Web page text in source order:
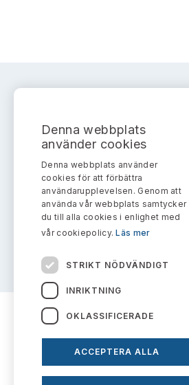
Address: Box
Denna webbplats
använder cookies
Denna webbplats använder
cookies för att förbättra
användarupplevelsen. Genom att
använda vår webbplats samtycker
du till alla cookies i enlighet med
vår cookiepolicy.Läs mer
STRIKT NÖDVÄNDIGT
INRIKTNING
OKLASSIFICERADE
ACCEPTERA ALLA